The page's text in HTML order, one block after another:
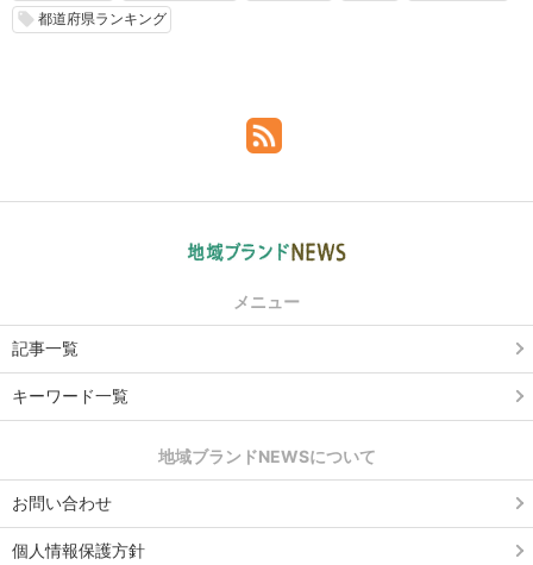
local_offer 都道府県ランキング
メニュー
記事一覧
キーワード一覧
地域ブランドNEWSについて
お問い合わせ
個人情報保護方針